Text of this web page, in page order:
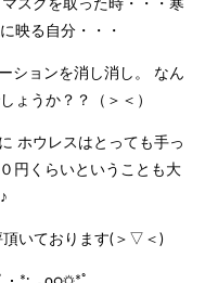
スクを取った時・・・寒
映る自分・・・
ションを消し消し。 なん
ょうか？？（＞＜）
ホウレスはとっても手っ
円くらいということも大
頂いております(＞▽＜)